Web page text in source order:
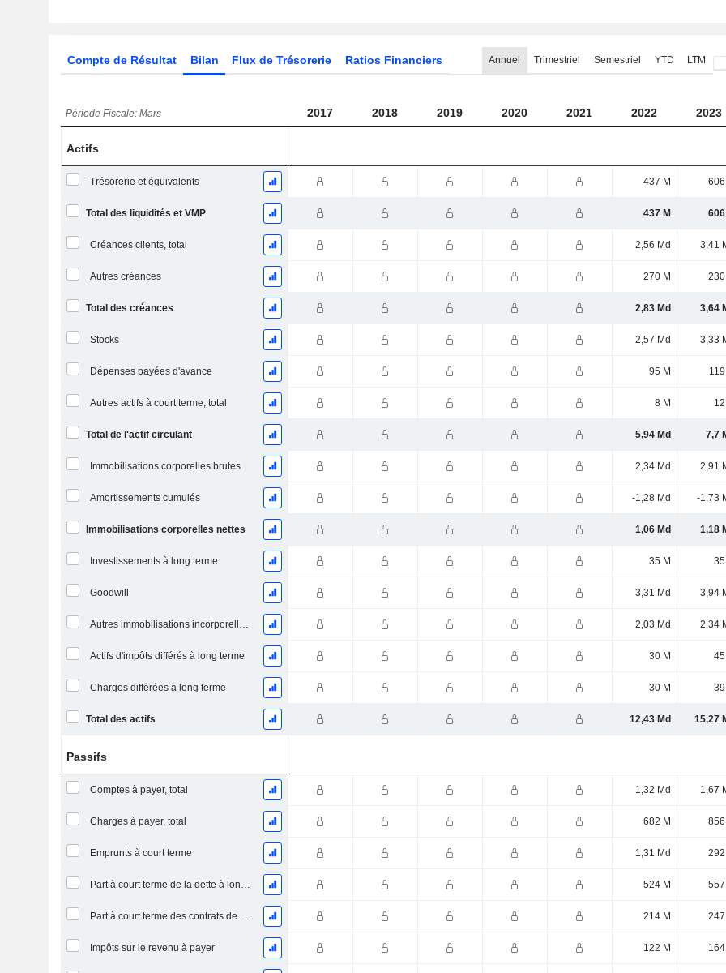
Compte de Résultat Bilan Flux de Trésorerie Ratios Financiers Annuel Trimestriel Semestriel YTD LTM
Période Fiscale: Mars 2017 2018 2019 2020 2021 2022 2023
Actifs
Trésorerie et équivalents 437 M 606
Total des liquidités et VMP 437 M 606
Créances clients, total 2,56 Md 3,41
Autres créances 270 M 230
Total des créances 2,83 Md 3,64
Stocks 2,57 Md 3,33
Dépenses payées d'avance 95 M
Autres actifs à court terme, total 8 M
Total de l'actif circulant 5,94 Md 7,7
Immobilisations corporelles brutes 2,34 Md 2,91
Amortissements cumulés -1,28 Md -1,73
Immobilisations corporelles nettes 1,06 Md 1,18
Investissements à long terme 35 M 35
Goodwill 3,31 Md 3,94
Autres immobilisations incorporelles, total 2,03 Md 2,34
Actifs d'impôts différés à long terme 30 M 45
Charges différées à long terme 30 M 39
Total des actifs 12,43 Md 15,27
Passifs
Comptes à payer, total 1,32 Md 1,67
Charges à payer, total 682 M 856
Emprunts à court terme 1,31 Md 292
Part à court terme de la dette à long terme 524 M 557
Part à court terme des contrats de location 214 M 247
Impôts sur le revenu à payer 122 M 164